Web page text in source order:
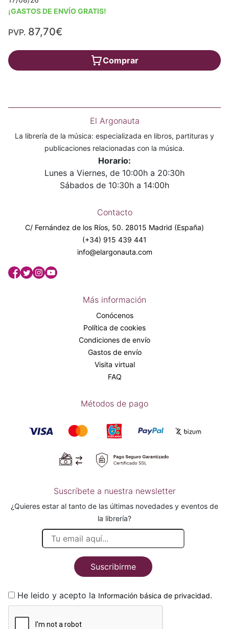
¡GASTOS DE ENVÍO GRATIS!
PVP. 87,70€
Comprar
El Argonauta
La librería de la música: especializada en libros, partituras y
publicaciones relacionadas con la música.
Horario:
Lunes a Viernes, de 10:00h a 20:30h
Sábados de 10:30h a 14:00h
Contacto
C/ Fernández de los Ríos, 50. 28015 Madrid (España)
(+34) 915 439 441
info@elargonauta.com
Más información
Conócenos
Política de cookies
Condiciones de envío
Gastos de envío
Visita virtual
FAQ
Métodos de pago
Suscríbete a nuestra newsletter
¿Quieres estar al tanto de las últimas novedades y eventos de
la librería?
Suscribirme
He leido y acepto la Información básica de privacidad.